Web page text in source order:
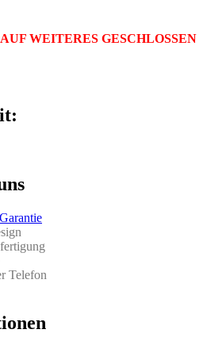
WEITERES GESCHLOSSEN
Telefon